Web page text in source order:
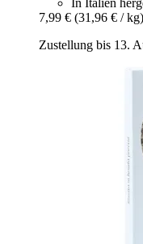
In Italien
7,99 € (31,96 € / kg)
Zustellung bis 13.